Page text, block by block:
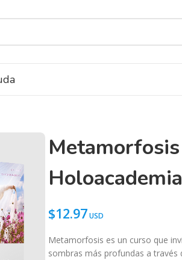
Holoacademia
$12.97
Metamorfosis es un curso que
sombras más profundas a través